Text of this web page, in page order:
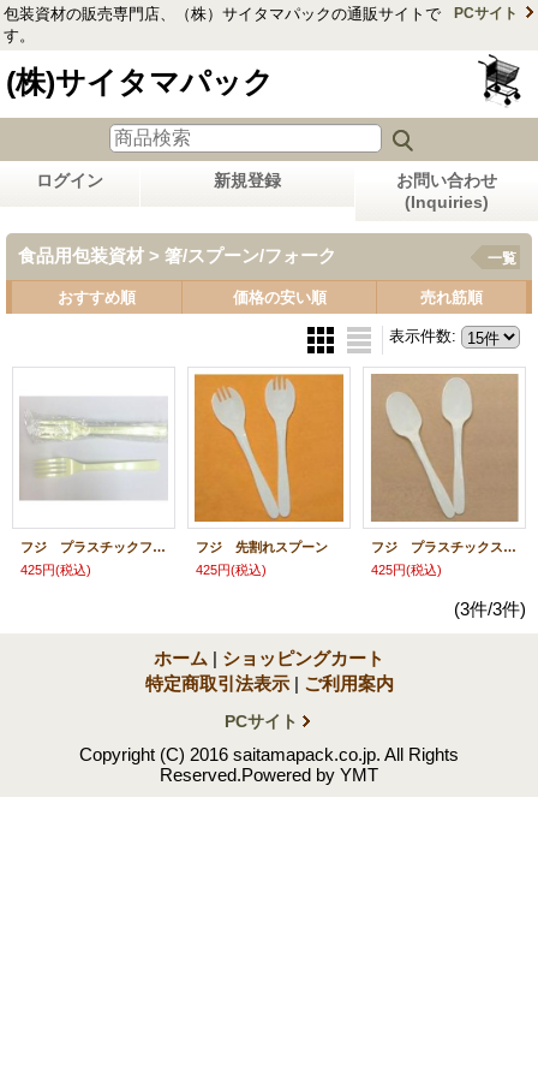
包装資材の販売専門店、（株）サイタマパックの通販サイトで
す。
PCサイト
(株)サイタマパック
ログイン 新規登録
お問い合わせ
(Inquiries)
食品用包装資材 > 箸/スプーン/フォーク 一覧
おすすめ順 価格の安い順 売れ筋順
表示件数:
フジ プラスチックフォーク
425円(税込)
フジ 先割れスプーン
425円(税込)
フジ プラスチックスプーン
425円(税込)
(3件/3件)
ホーム | ショッピングカート
特定商取引法表示 | ご利用案内
PCサイト
Copyright (C) 2016 saitamapack.co.jp. All Rights
Reserved.Powered by YMT